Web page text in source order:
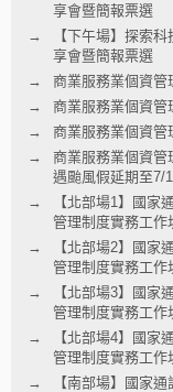
享會暨簡報票選
【下午場】探索
享會暨簡報票選
商業服務業個資管
商業服務業個資管
商業服務業個資管
商業服務業個資
遇颱風假延期至7/
【北部場1】國家
管理制度實務工作
【北部場2】國家
管理制度實務工作
【北部場3】國家
管理制度實務工作
【北部場4】國家
管理制度實務工作
【南部場】國家